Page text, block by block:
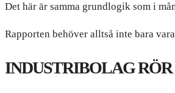
Det här är samma grundlogik som i
Rapporten behöver alltså inte bara
INDUSTRIBOLAG